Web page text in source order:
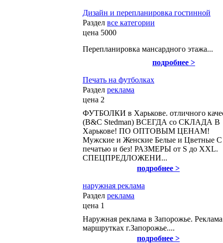
Дизайн и перепланировка гостинной
Раздел все категории
цена 5000
Перепланировка мансардного этажа...
подробнее >
Печать на футболках
Раздел реклама
цена 2
ФУТБОЛКИ в Харькове. отличного
(B&C Stedman) ВСЕГДА со СКЛАДА В
Харькове! ПО ОПТОВЫМ ЦЕНАМ!
Мужские и Женские Белые и Цветные С
печатью и без! РАЗМЕРЫ от S до XXL.
СПЕЦПРЕДЛОЖЕНИ...
подробнее >
наружная реклама
Раздел реклама
цена 1
Наружная реклама в Запорожье.
маршрутках г.Запорожье....
подробнее >